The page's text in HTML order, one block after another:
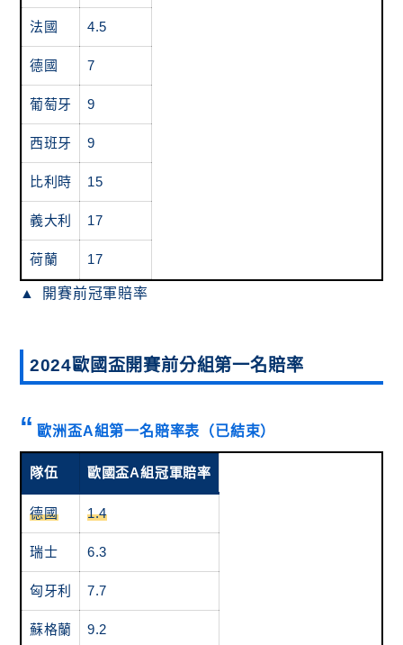
法國 4.5
德國 7
葡萄牙 9
西班牙 9
比利時 15
義大利 17
荷蘭 17
開賽前冠軍賠率
2024歐國盃開賽前分組第一名賠率
歐洲盃A組第一名賠率表（已結束）
隊伍 歐國盃A組冠軍賠率
德國 1.4
瑞士 6.3
匈牙利 7.7
蘇格蘭 9.2